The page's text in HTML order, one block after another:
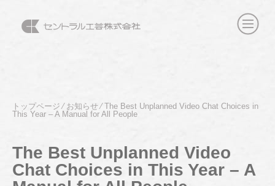
トップページ⁄ お知らせ⁄The Best Unplanned Video Chat Choices in
This Year – A Manual for All People
The Best Unplanned Video
Chat Choices in This Year – A